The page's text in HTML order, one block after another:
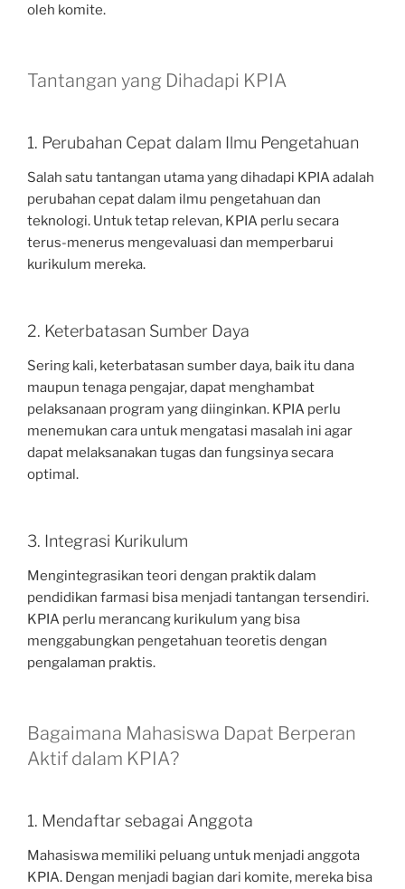
oleh komite.
Tantangan yang Dihadapi KPIA
1. Perubahan Cepat dalam Ilmu Pengetahuan
Salah satu tantangan utama yang dihadapi KPIA adalah
perubahan cepat dalam ilmu pengetahuan dan
teknologi. Untuk tetap relevan, KPIA perlu secara
terus-menerus mengevaluasi dan memperbarui
kurikulum mereka.
2. Keterbatasan Sumber Daya
Sering kali, keterbatasan sumber daya, baik itu dana
maupun tenaga pengajar, dapat menghambat
pelaksanaan program yang diinginkan. KPIA perlu
menemukan cara untuk mengatasi masalah ini agar
dapat melaksanakan tugas dan fungsinya secara
optimal.
3. Integrasi Kurikulum
Mengintegrasikan teori dengan praktik dalam
pendidikan farmasi bisa menjadi tantangan tersendiri.
KPIA perlu merancang kurikulum yang bisa
menggabungkan pengetahuan teoretis dengan
pengalaman praktis.
Bagaimana Mahasiswa Dapat Berperan
Aktif dalam KPIA?
1. Mendaftar sebagai Anggota
Mahasiswa memiliki peluang untuk menjadi anggota
KPIA. Dengan menjadi bagian dari komite, mereka bisa